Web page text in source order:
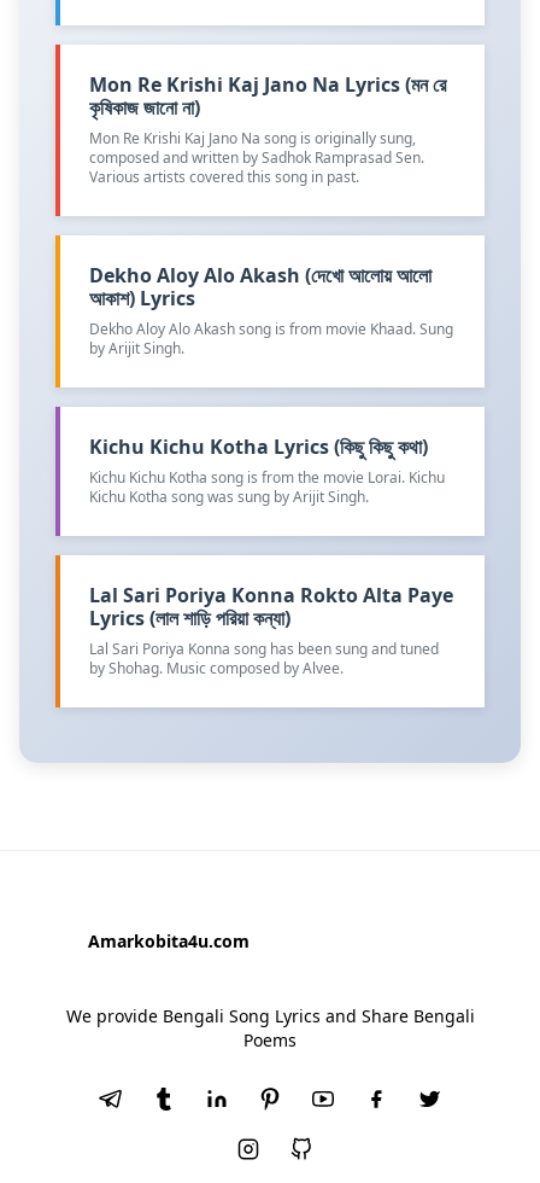
Mon Re Krishi Kaj Jano Na Lyrics (মন রে
কৃষিকাজ জানো না)
Mon Re Krishi Kaj Jano Na song is originally sung,
composed and written by Sadhok Ramprasad Sen.
Various artists covered this song in past.
Dekho Aloy Alo Akash (দেখো আলোয় আলো
আকাশ) Lyrics
Dekho Aloy Alo Akash song is from movie Khaad. Sung
by Arijit Singh.
Kichu Kichu Kotha Lyrics (কিছু কিছু কথা)
Kichu Kichu Kotha song is from the movie Lorai. Kichu
Kichu Kotha song was sung by Arijit Singh.
Lal Sari Poriya Konna Rokto Alta Paye
Lyrics (লাল শাড়ি পরিয়া কন্যা)
Lal Sari Poriya Konna song has been sung and tuned
by Shohag. Music composed by Alvee.
Amarkobita4u.com
We provide Bengali Song Lyrics and Share Bengali
Poems